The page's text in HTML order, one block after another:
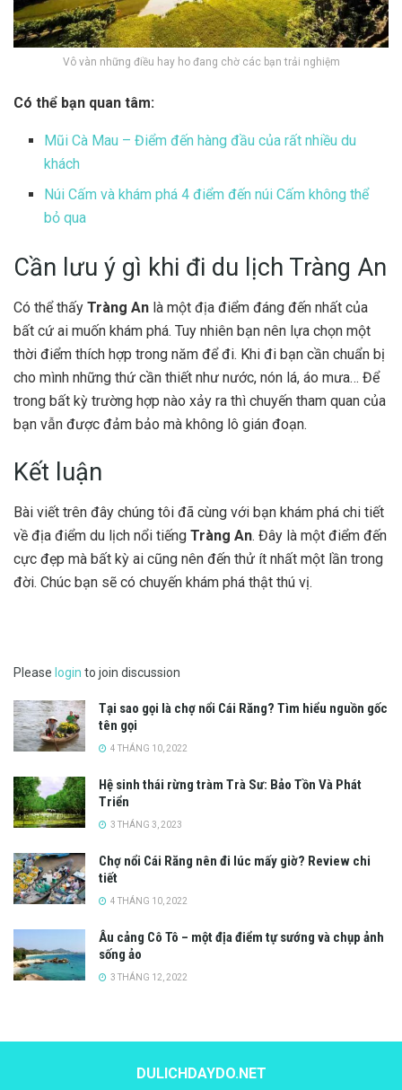
Vô vàn những điều hay ho đang chờ các bạn trải nghiệm
Có thể bạn quan tâm:
Mũi Cà Mau – Điểm đến hàng đầu của rất nhiều du
khách
Núi Cấm và khám phá 4 điểm đến núi Cấm không thể
bỏ qua
Cần lưu ý gì khi đi du lịch Tràng An
Có thể thấy Tràng An là một địa điểm đáng đến nhất của
bất cứ ai muốn khám phá. Tuy nhiên bạn nên lựa chọn một
thời điểm thích hợp trong năm để đi. Khi đi bạn cần chuẩn bị
cho mình những thứ cần thiết như nước, nón lá, áo mưa… Để
trong bất kỳ trường hợp nào xảy ra thì chuyến tham quan của
bạn vẫn được đảm bảo mà không lô gián đoạn.
Kết luận
Bài viết trên đây chúng tôi đã cùng với bạn khám phá chi tiết
về địa điểm du lịch nổi tiếng Tràng An. Đây là một điểm đến
cực đẹp mà bất kỳ ai cũng nên đến thử ít nhất một lần trong
đời. Chúc bạn sẽ có chuyến khám phá thật thú vị.
Please login to join discussion
Tại sao gọi là chợ nổi Cái Răng? Tìm hiểu nguồn gốc
tên gọi
4 THÁNG 10, 2022
Hệ sinh thái rừng tràm Trà Sư: Bảo Tồn Và Phát
Triển
3 THÁNG 3, 2023
Chợ nổi Cái Răng nên đi lúc mấy giờ? Review chi
tiết
4 THÁNG 10, 2022
Âu cảng Cô Tô – một địa điểm tự sướng và chụp ảnh
sống ảo
3 THÁNG 12, 2022
DULICHDAYDO.NET